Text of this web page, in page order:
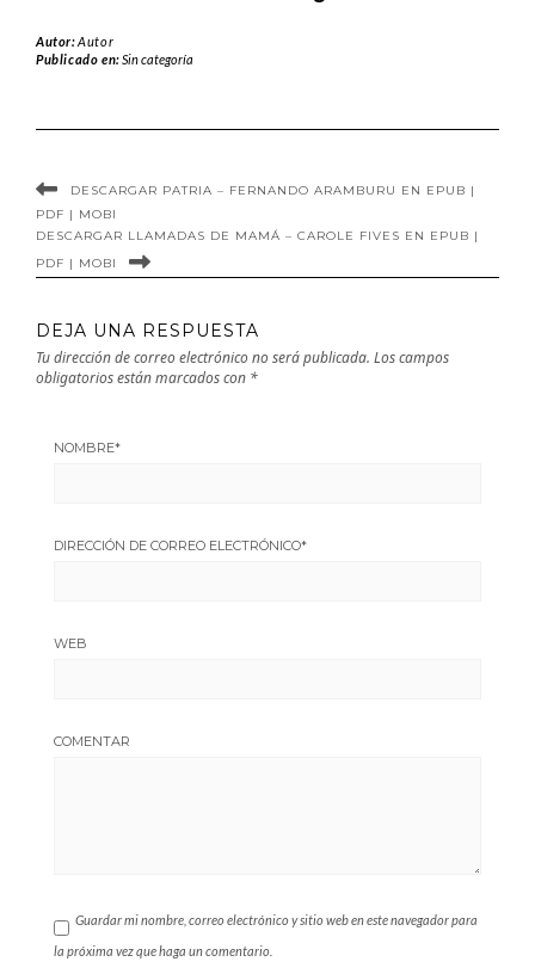
Héloïse Guerrier
Autor:Autor
Publicado en:Sin categoría
DESCARGAR PATRIA – FERNANDO ARAMBURU EN EPUB |
PDF | MOBI
DESCARGAR LLAMADAS DE MAMÁ – CAROLE FIVES EN EPUB |
PDF | MOBI
DEJA UNA RESPUESTA
Tu dirección de correo electrónico no será publicada. Los campos
obligatorios están marcados con *
NOMBRE*
DIRECCIÓN DE CORREO ELECTRÓNICO*
WEB
COMENTAR
Guardar mi nombre, correo electrónico y sitio web en este navegador para
la próxima vez que haga un comentario.